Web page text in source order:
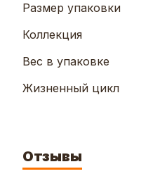
Размер упаковки
Коллекция
Вес в упаковке
Жизненный цикл
Отзывы